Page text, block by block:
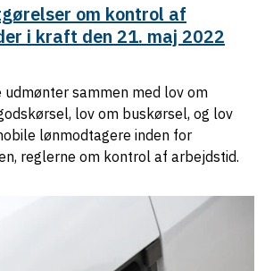
om kontrol af
i kraft den 21. maj 2022
sammen med lov om
lov om buskørsel, og lov
lønmodtagere inden for
reglerne om kontrol af arbejdstid.